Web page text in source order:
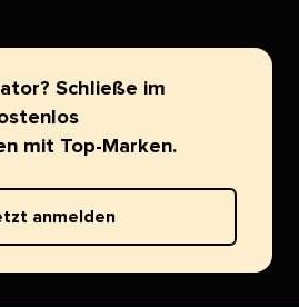
Schließe im
mit Top-Marken.​​
anmelden​​